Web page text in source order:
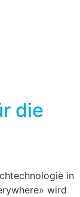
die
in
wird